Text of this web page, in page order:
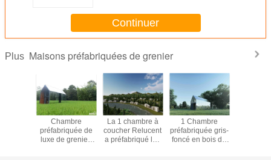
d'installation
Continuer
Plus Maisons préfabriquées de grenier
Chambre
préfabriquée de
luxe de grenier,
La 1 chambre à
coucher Relucent
a préfabriqué les
1 Chambre
préfabriquée gris-
foncé en bois de